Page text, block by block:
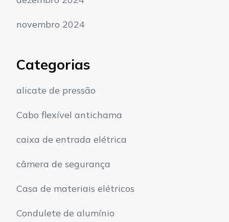
novembro 2024
Categorias
alicate de pressão
Cabo flexível antichama
caixa de entrada elétrica
câmera de segurança
Casa de materiais elétricos
Condulete de alumínio